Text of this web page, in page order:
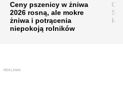
Ceny pszenicy w żniwa
2026 rosną, ale mokre
żniwa i potrącenia
niepokoją rolników
REKLAMA